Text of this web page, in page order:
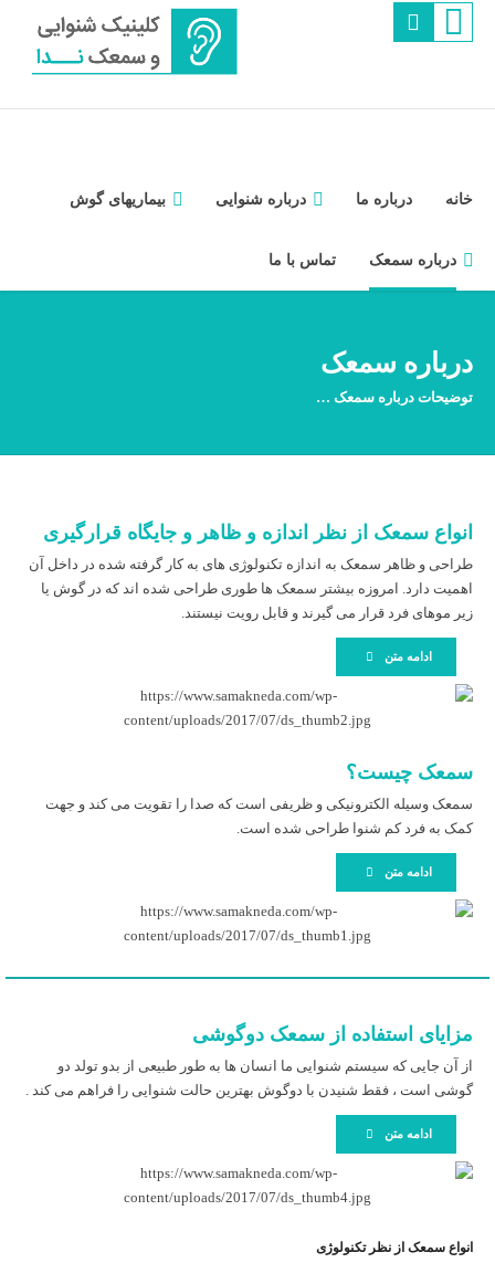
خانه درباره ما درباره شنوایی بیماریهای گوش
درباره سمعک تماس با ما
درباره سمعک
توضیحات درباره سمعک …
انواع سمعک از نظر اندازه و ظاهر و جایگاه قرارگیری
طراحی و ظاهر سمعک به اندازه تکنولوژی های به کار گرفته شده در داخل آن
اهمیت دارد. امروزه بیشتر سمعک ها طوری طراحی شده اند که در گوش یا
زیر موهای فرد قرار می گیرند و قابل رویت نیستند.
ادامه متن
سمعک چیست؟
سمعک وسیله الکترونیکی و ظریفی است که صدا را تقویت می کند و جهت
کمک به فرد کم شنوا طراحی شده است.
ادامه متن
مزایای استفاده از سمعک دوگوشی
از آن جایی که سیستم شنوایی ما انسان ها به طور طبیعی از بدو تولد دو
گوشی است ، فقط شنیدن با دوگوش بهترین حالت شنوایی را فراهم می کند .
ادامه متن
انواع سمعک از نظر تکنولوژی